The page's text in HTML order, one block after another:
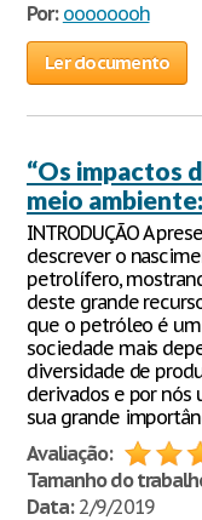
Por: oooooooh
Ler documento
“Os impactos
meio
INTRODUÇÃO A
descrever o
petrolífero,
deste grande
que o petróleo é
sociedade mais
diversidade de
derivados e por nós
sua grande
Avaliação:
Tamanho do
Data:2/9/2019